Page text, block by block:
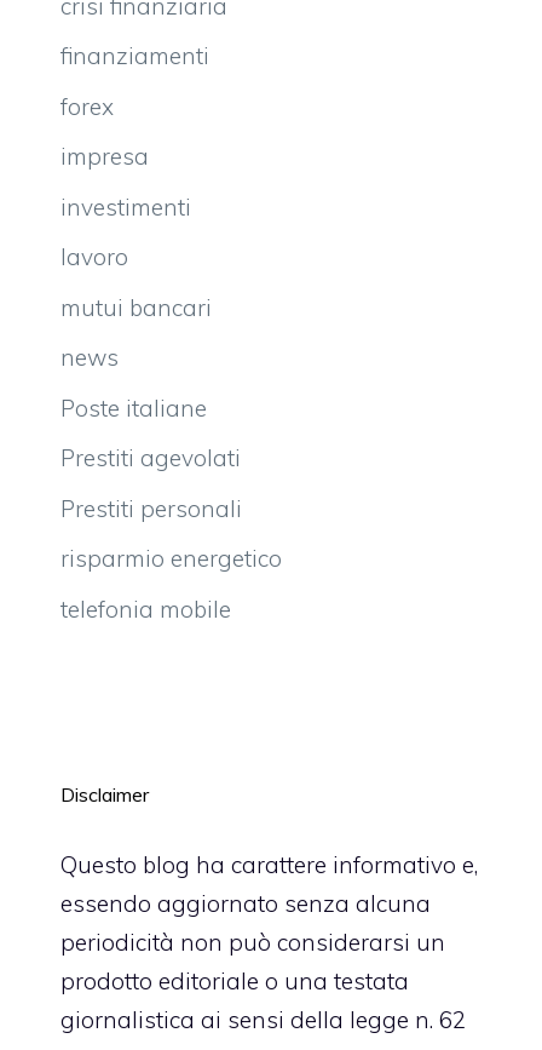
finanziamenti
forex
impresa
investimenti
lavoro
mutui bancari
news
Poste italiane
Prestiti agevolati
Prestiti personali
risparmio energetico
telefonia mobile
Disclaimer
Questo blog ha carattere informativo e,
essendo aggiornato senza alcuna
periodicità non può considerarsi un
prodotto editoriale o una testata
giornalistica ai sensi della legge n. 62